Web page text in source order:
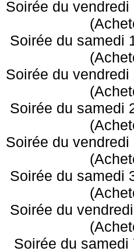
Soirée du
Soirée du samedi
Soirée du
Soirée du samedi
Soirée du
Soirée du samedi
Soirée du
Soirée du samedi